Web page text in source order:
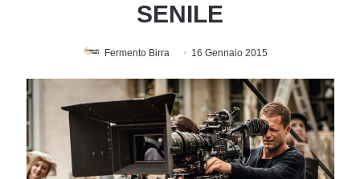
SENILE
Fermento Birra 16 Gennaio 2015